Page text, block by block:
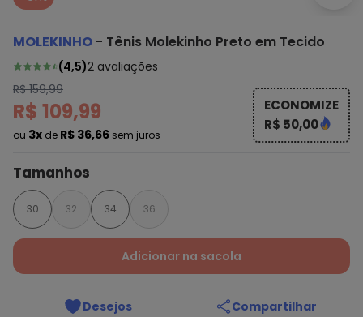
MOLEKINHO - Tênis Molekinho Preto em Tecido
(4,5)2 avaliações
R$ 159,99
R$ 109,99
ou 3x de R$ 36,66 sem juros
ECONOMIZE
R$ 50,00
Tamanhos
30 32 34 36
Adicionar na sacola
Desejos Compartilhar